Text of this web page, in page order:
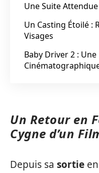
Une Suite
Un Casting Étoilé :
Visages
Baby Driver 2 :
Un Retour en
Cygne d’un
Depuis sa sortie